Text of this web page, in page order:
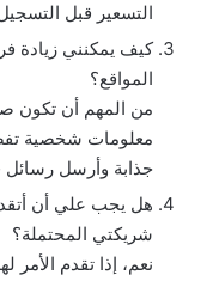
التسعير قبل
كيف يمكنني زيادة
المواقع؟
من المهم أن تكون
معلومات شخصية
جذابة وأرسل رسائل
هل يجب علي أن
شريكتي المحتملة؟
نعم، إذا تقدم الأمر